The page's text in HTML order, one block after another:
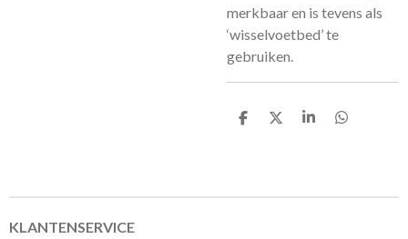
merkbaar en is tevens als
‘wisselvoetbed’ te
gebruiken.
D
D
S
D
KLANTENSERVICE